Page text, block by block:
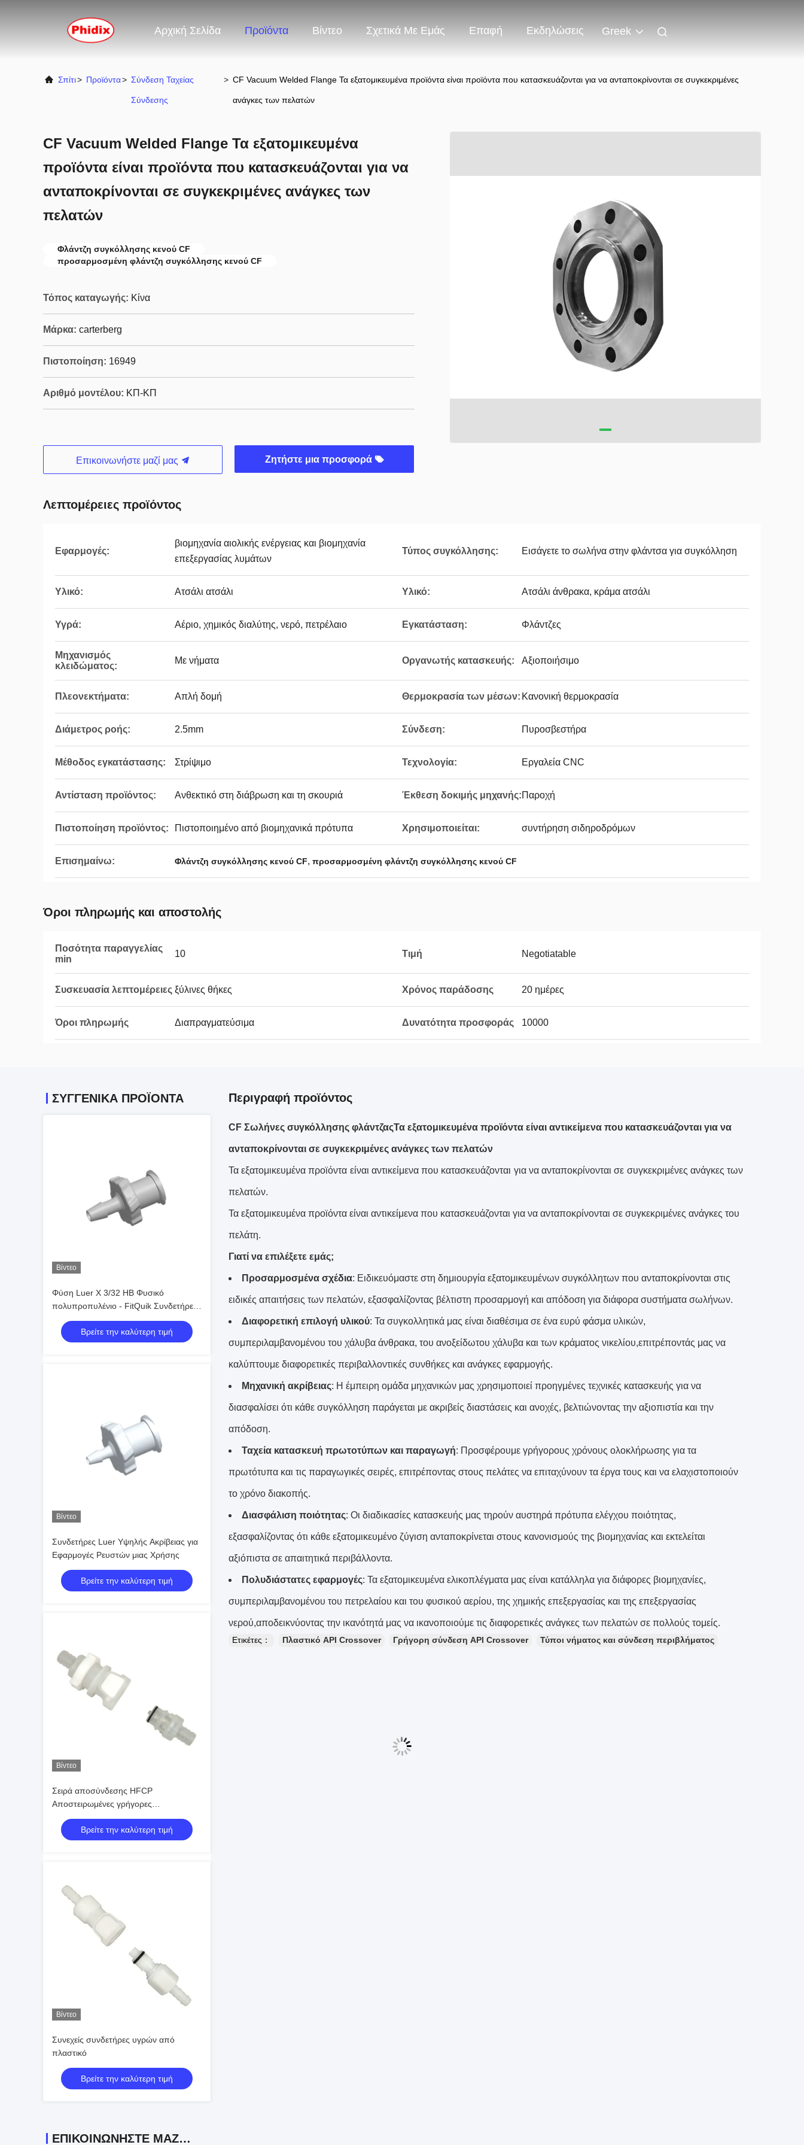
Αρχική Σελίδα Προϊόντα Βίντεο Σχετικά Με Εμάς Επαφή Εκδηλώσεις Greek
Σπίτι> Προϊόντα> Σύνδεση Ταχείας
Σύνδεσης
> CF Vacuum Welded Flange Τα εξατομικευμένα προϊόντα είναι προϊόντα που κατασκευάζονται για να ανταποκρίνονται σε συγκεκριμένες
ανάγκες των πελατών
CF Vacuum Welded Flange Τα εξατομικευμένα
προϊόντα είναι προϊόντα που κατασκευάζονται για να
ανταποκρίνονται σε συγκεκριμένες ανάγκες των
πελατών
Φλάντζη συγκόλλησης κενού CF
προσαρμοσμένη φλάντζη συγκόλλησης κενού CF
Τόπος καταγωγής: Κίνα
Μάρκα: carterberg
Πιστοποίηση: 16949
Αριθμό μοντέλου: ΚΠ-ΚΠ
Επικοινωνήστε μαζί μας Ζητήστε μια προσφορά
Λεπτομέρειες προϊόντος
Εφαρμογές:
βιομηχανία αιολικής ενέργειας και βιομηχανία
επεξεργασίας λυμάτων
Τύπος συγκόλλησης: Εισάγετε το σωλήνα στην φλάντσα για συγκόλληση
Υλικό: Ατσάλι ατσάλι Υλικό: Ατσάλι άνθρακα, κράμα ατσάλι
Υγρά: Αέριο, χημικός διαλύτης, νερό, πετρέλαιο Εγκατάσταση: Φλάντζες
Μηχανισμός
κλειδώματος:
Με νήματα Οργανωτής κατασκευής: Αξιοποιήσιμο
Πλεονεκτήματα: Απλή δομή Θερμοκρασία των μέσων: Κανονική θερμοκρασία
Διάμετρος ροής: 2.5mm Σύνδεση: Πυροσβεστήρα
Μέθοδος εγκατάστασης: Στρίψιμο Τεχνολογία: Εργαλεία CNC
Αντίσταση προϊόντος: Ανθεκτικό στη διάβρωση και τη σκουριά Έκθεση δοκιμής μηχανής:Παροχή
Πιστοποίηση προϊόντος: Πιστοποιημένο από βιομηχανικά πρότυπα Χρησιμοποιείται: συντήρηση σιδηροδρόμων
Επισημαίνω: Φλάντζη συγκόλλησης κενού CF, προσαρμοσμένη φλάντζη συγκόλλησης κενού CF
Όροι πληρωμής και αποστολής
Ποσότητα παραγγελίας
min
10 Τιμή Negotiatable
Συσκευασία λεπτομέρειες ξύλινες θήκες Χρόνος παράδοσης 20 ημέρες
Όροι πληρωμής Διαπραγματεύσιμα Δυνατότητα προσφοράς 10000
ΣΥΓΓΕΝΙΚΆ ΠΡΟΪΌΝΤΑ
Βίντεο
Φύση Luer X 3/32 HB Φυσικό
πολυπροπυλένιο - FitQuik Συνδετήρες
& Εφοδιασμοί
Βρείτε την καλύτερη τιμή
Βίντεο
Συνδετήρες Luer Υψηλής Ακρίβειας για
Εφαρμογές Ρευστών μιας Χρήσης
Βρείτε την καλύτερη τιμή
Βίντεο
Σειρά αποσύνδεσης HFCP
Αποστειρωμένες γρήγορες
αποσυνδέσεις για Βιοφαρμακευτική &
Θεραπεία Κυττάρων
Βρείτε την καλύτερη τιμή
Βίντεο
Συνεχείς συνδετήρες υγρών από
πλαστικό
Βρείτε την καλύτερη τιμή
ΕΠΙΚΟΙΝΩΝΉΣΤΕ ΜΑΖΊ ΜΑΣ
Περιγραφή προϊόντος
CF Σωλήνες συγκόλλησης φλάντζαςΤα εξατομικευμένα προϊόντα είναι αντικείμενα που κατασκευάζονται για να
ανταποκρίνονται σε συγκεκριμένες ανάγκες των πελατών
Τα εξατομικευμένα προϊόντα είναι αντικείμενα που κατασκευάζονται για να ανταποκρίνονται σε συγκεκριμένες ανάγκες των
πελατών.
Τα εξατομικευμένα προϊόντα είναι αντικείμενα που κατασκευάζονται για να ανταποκρίνονται σε συγκεκριμένες ανάγκες του
πελάτη.
Γιατί να επιλέξετε εμάς;
Προσαρμοσμένα σχέδια: Ειδικευόμαστε στη δημιουργία εξατομικευμένων συγκόλλητων που ανταποκρίνονται στις
ειδικές απαιτήσεις των πελατών, εξασφαλίζοντας βέλτιστη προσαρμογή και απόδοση για διάφορα συστήματα σωλήνων.
Διαφορετική επιλογή υλικού: Τα συγκολλητικά μας είναι διαθέσιμα σε ένα ευρύ φάσμα υλικών,
συμπεριλαμβανομένου του χάλυβα άνθρακα, του ανοξείδωτου χάλυβα και των κράματος νικελίου,επιτρέποντάς μας να
καλύπτουμε διαφορετικές περιβαλλοντικές συνθήκες και ανάγκες εφαρμογής.
Μηχανική ακρίβειας: Η έμπειρη ομάδα μηχανικών μας χρησιμοποιεί προηγμένες τεχνικές κατασκευής για να
διασφαλίσει ότι κάθε συγκόλληση παράγεται με ακριβείς διαστάσεις και ανοχές, βελτιώνοντας την αξιοπιστία και την
απόδοση.
Ταχεία κατασκευή πρωτοτύπων και παραγωγή: Προσφέρουμε γρήγορους χρόνους ολοκλήρωσης για τα
πρωτότυπα και τις παραγωγικές σειρές, επιτρέποντας στους πελάτες να επιταχύνουν τα έργα τους και να ελαχιστοποιούν
το χρόνο διακοπής.
Διασφάλιση ποιότητας: Οι διαδικασίες κατασκευής μας τηρούν αυστηρά πρότυπα ελέγχου ποιότητας,
εξασφαλίζοντας ότι κάθε εξατομικευμένο ζύγιση ανταποκρίνεται στους κανονισμούς της βιομηχανίας και εκτελείται
αξιόπιστα σε απαιτητικά περιβάλλοντα.
Πολυδιάστατες εφαρμογές: Τα εξατομικευμένα ελικοπλέγματα μας είναι κατάλληλα για διάφορες βιομηχανίες,
συμπεριλαμβανομένου του πετρελαίου και του φυσικού αερίου, της χημικής επεξεργασίας και της επεξεργασίας
νερού,αποδεικνύοντας την ικανότητά μας να ικανοποιούμε τις διαφορετικές ανάγκες των πελατών σε πολλούς τομείς.
Ετικέτες： Πλαστικό API Crossover Γρήγορη σύνδεση API Crossover Τύποι νήματος και σύνδεση περιβλήματος